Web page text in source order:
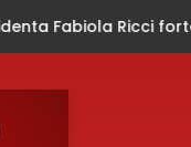
el diálogo con